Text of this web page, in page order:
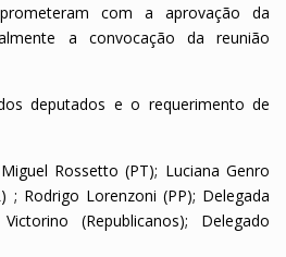
com a aprovação da
a convocação da reunião
deputados e o requerimento de
Rossetto (PT); Luciana Genro
; Rodrigo Lorenzoni (PP); Delegada
(Republicanos); Delegado